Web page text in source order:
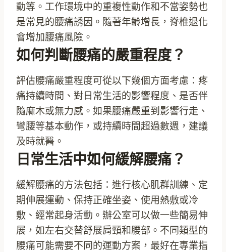
動等。工作環境中的重複性動作和不當姿勢也
是常見的腰痛誘因。隨著年齡增長，脊椎退化
會增加腰痛風險。
如何判斷腰痛的嚴重程度？
評估腰痛嚴重程度可從以下幾個方面考慮：疼
痛持續時間、對日常生活的影響程度、是否伴
隨麻木或無力感。如果腰痛嚴重到影響行走、
彎腰等基本動作，或持續時間超過數週，建議
及時就醫。
日常生活中如何緩解腰痛？
緩解腰痛的方法包括：進行核心肌群訓練、定
期伸展運動、保持正確坐姿、使用熱敷或冷
敷、經常起身活動。辦公室可以做一些簡易伸
展，如左右交替舒展肩頸和腰部。不同類型的
腰痛可能需要不同的運動方案，最好在專業指